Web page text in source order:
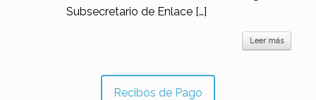
Subsecretario de Enlace […]
Leer más
Recibos de Pago